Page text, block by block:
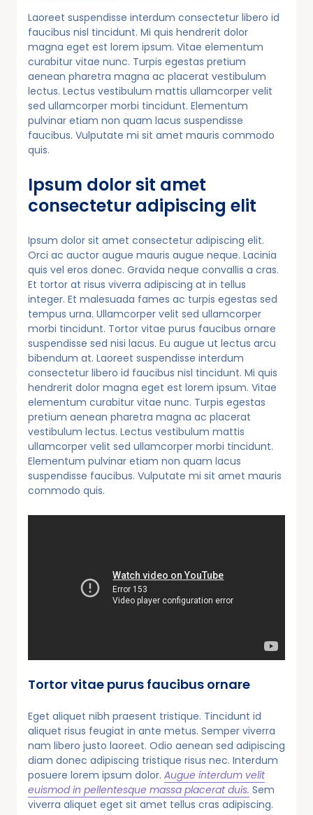
Laoreet suspendisse interdum consectetur libero id
faucibus nisl tincidunt. Mi quis hendrerit dolor
magna eget est lorem ipsum. Vitae elementum
curabitur vitae nunc. Turpis egestas pretium
aenean pharetra magna ac placerat vestibulum
lectus. Lectus vestibulum mattis ullamcorper velit
sed ullamcorper morbi tincidunt. Elementum
pulvinar etiam non quam lacus suspendisse
faucibus. Vulputate mi sit amet mauris commodo
quis.
Ipsum dolor sit amet
consectetur adipiscing elit
Ipsum dolor sit amet consectetur adipiscing elit.
Orci ac auctor augue mauris augue neque. Lacinia
quis vel eros donec. Gravida neque convallis a cras.
Et tortor at risus viverra adipiscing at in tellus
integer. Et malesuada fames ac turpis egestas sed
tempus urna. Ullamcorper velit sed ullamcorper
morbi tincidunt. Tortor vitae purus faucibus ornare
suspendisse sed nisi lacus. Eu augue ut lectus arcu
bibendum at. Laoreet suspendisse interdum
consectetur libero id faucibus nisl tincidunt. Mi quis
hendrerit dolor magna eget est lorem ipsum. Vitae
elementum curabitur vitae nunc. Turpis egestas
pretium aenean pharetra magna ac placerat
vestibulum lectus. Lectus vestibulum mattis
ullamcorper velit sed ullamcorper morbi tincidunt.
Elementum pulvinar etiam non quam lacus
suspendisse faucibus. Vulputate mi sit amet mauris
commodo quis.
Tortor vitae purus faucibus ornare
Eget aliquet nibh praesent tristique. Tincidunt id
aliquet risus feugiat in ante metus. Semper viverra
nam libero justo laoreet. Odio aenean sed adipiscing
diam donec adipiscing tristique risus nec. Interdum
posuere lorem ipsum dolor. Augue interdum velit
euismod in pellentesque massa placerat duis. Sem
viverra aliquet eget sit amet tellus cras adipiscing.